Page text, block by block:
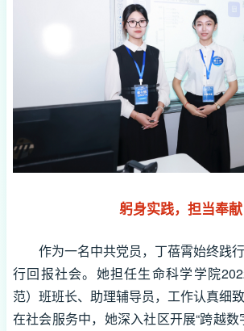
躬身实践，担当奉献
作为一名中共党员，丁蓓霄始终践
行回报社会。她担任生命科学学院
范）班班长、助理辅导员，工作认真细
在社会服务中，她深入社区开展“跨越数